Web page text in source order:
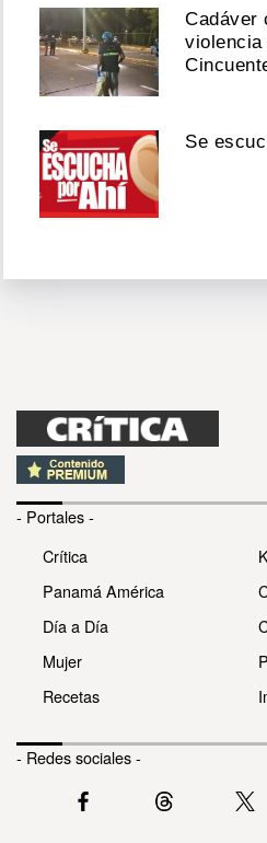
Cadáver
Se
- Portales -
Crítica
Panamá América
Día a Día
Mujer
Recetas
- Redes sociales -